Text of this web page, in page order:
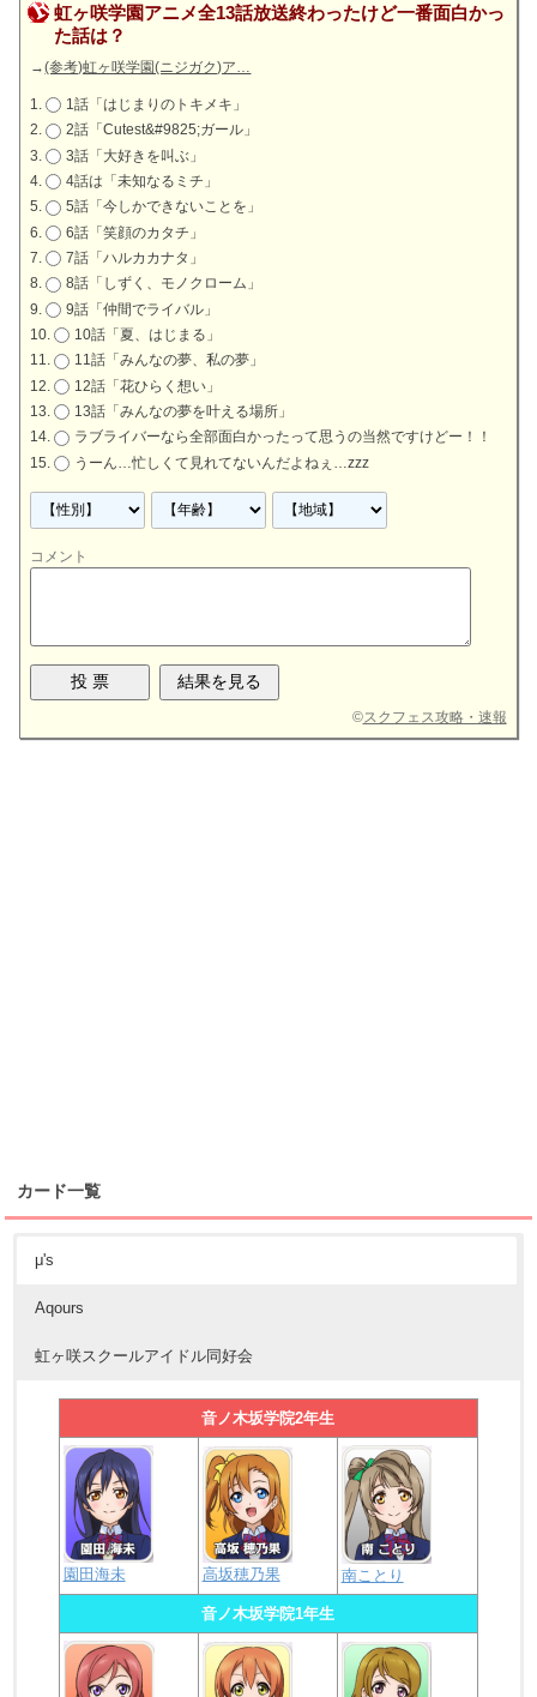
虹ヶ咲学園アニメ全13話放送終わったけど一番面白かっ
た話は？
→(参考)虹ヶ咲学園(ニジガク)ア…
1話「はじまりのトキメキ」
2話「Cutest&#9825;ガール」
3話「大好きを叫ぶ」
4話は「未知なるミチ」
5話「今しかできないことを」
6話「笑顔のカタチ」
7話「ハルカカナタ」
8話「しずく、モノクローム」
9話「仲間でライバル」
10話「夏、はじまる」
11話「みんなの夢、私の夢」
12話「花ひらく想い」
13話「みんなの夢を叶える場所」
ラブライバーなら全部面白かったって思うの当然ですけどー！！
うーん…忙しくて見れてないんだよねぇ…zzz
コメント
©スクフェス攻略・速報
カード一覧
μ's
Aqours
虹ヶ咲スクールアイドル同好会
音ノ木坂学院2年生
園田海未 高坂穂乃果 南ことり
音ノ木坂学院1年生